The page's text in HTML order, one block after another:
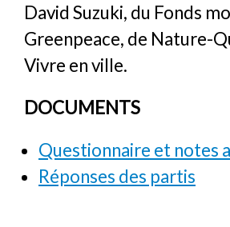
David Suzuki, du Fonds
Greenpeace, de Nature-
Vivre en ville.
DOCUMENTS
Questionnaire et notes
Réponses des partis